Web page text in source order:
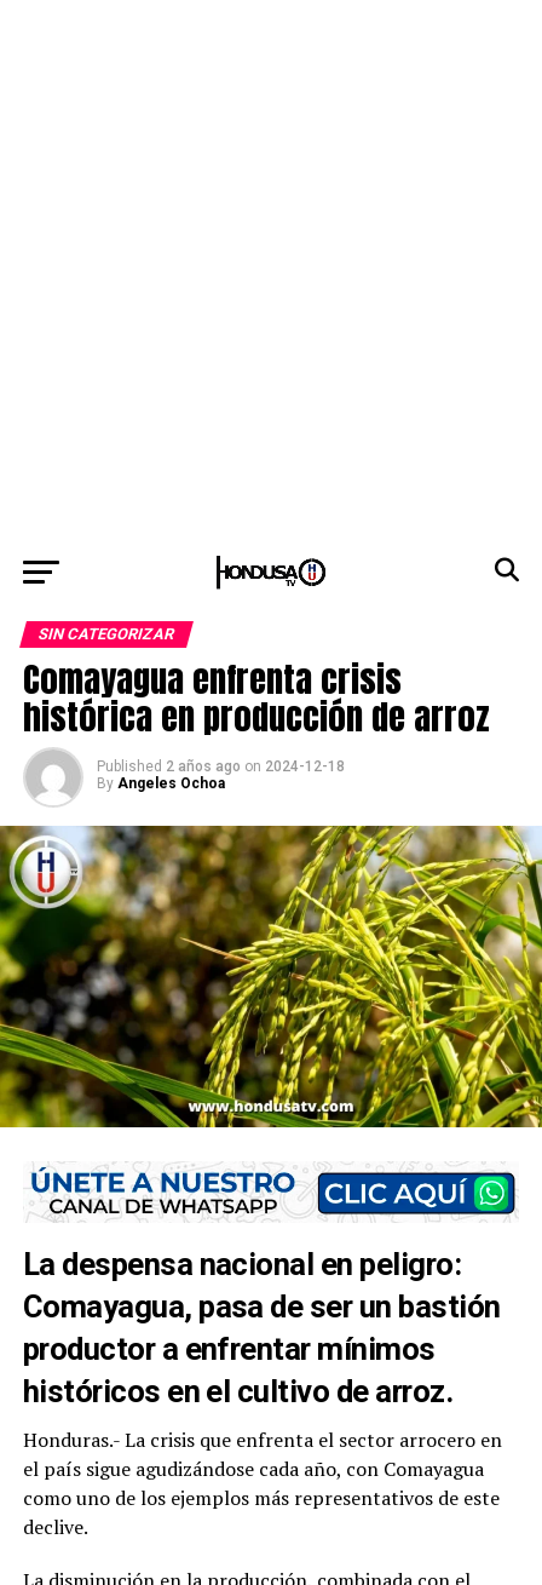
SIN CATEGORIZAR
Comayagua enfrenta crisis
histórica en producción de arroz
Published 2 años ago on 2024-12-18
By Angeles Ochoa
La despensa nacional en peligro:
Comayagua, pasa de ser un bastión
productor a enfrentar mínimos
históricos en el cultivo de arroz.
Honduras.- La crisis que enfrenta el sector arrocero en
el país sigue agudizándose cada año, con Comayagua
como uno de los ejemplos más representativos de este
declive.